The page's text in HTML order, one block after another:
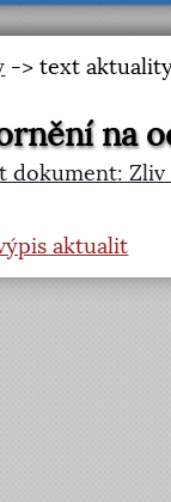
-> text
na
dokument: Zliv
aktualit